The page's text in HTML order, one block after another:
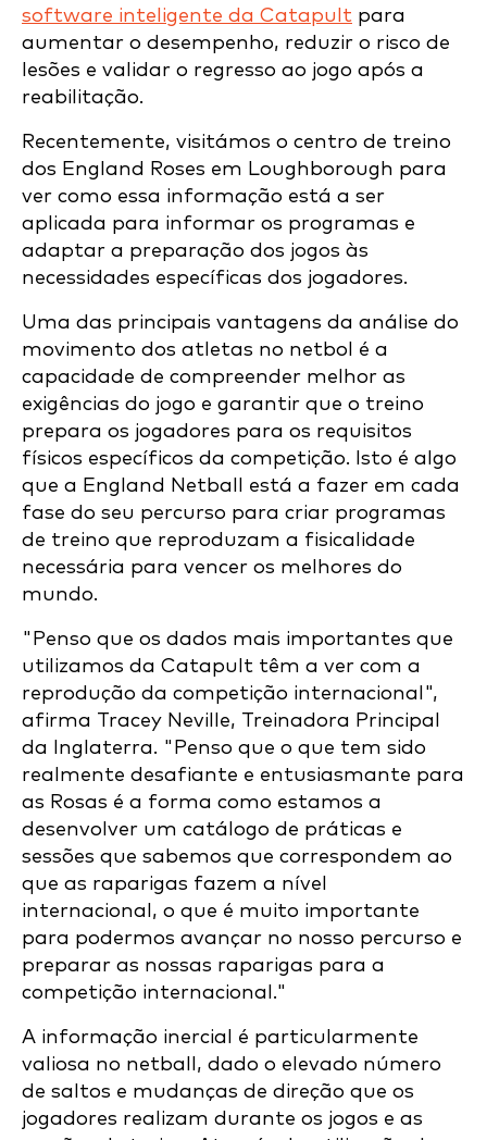
software inteligente da Catapult para
aumentar o desempenho, reduzir o risco de
lesões e validar o regresso ao jogo após a
reabilitação.
Recentemente, visitámos o centro de treino
dos England Roses em Loughborough para
ver como essa informação está a ser
aplicada para informar os programas e
adaptar a preparação dos jogos às
necessidades específicas dos jogadores.
Uma das principais vantagens da análise do
movimento dos atletas no netbol é a
capacidade de compreender melhor as
exigências do jogo e garantir que o treino
prepara os jogadores para os requisitos
físicos específicos da competição. Isto é algo
que a England Netball está a fazer em cada
fase do seu percurso para criar programas
de treino que reproduzam a fisicalidade
necessária para vencer os melhores do
mundo.
"Penso que os dados mais importantes que
utilizamos da Catapult têm a ver com a
reprodução da competição internacional",
afirma Tracey Neville, Treinadora Principal
da Inglaterra. "Penso que o que tem sido
realmente desafiante e entusiasmante para
as Rosas é a forma como estamos a
desenvolver um catálogo de práticas e
sessões que sabemos que correspondem ao
que as raparigas fazem a nível
internacional, o que é muito importante
para podermos avançar no nosso percurso e
preparar as nossas raparigas para a
competição internacional."
A informação inercial é particularmente
valiosa no netball, dado o elevado número
de saltos e mudanças de direção que os
jogadores realizam durante os jogos e as